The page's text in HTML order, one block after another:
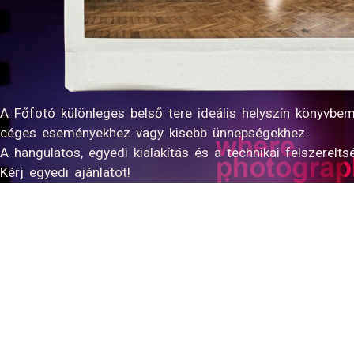
A Főfotó különleges belső tere ideális helyszín
céges eseményekhez vagy kisebb ünnepségekhez.
A hangulatos, egyedi kialakítás és a technikai
Kérj egyedi ajánlatot!